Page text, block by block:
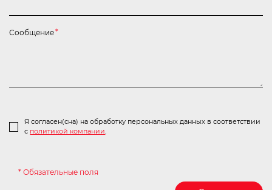
Я согласен(сна) на обработку персональных данных в соответствии
с политикой компании.
Сообщение*
* Обязательные поля